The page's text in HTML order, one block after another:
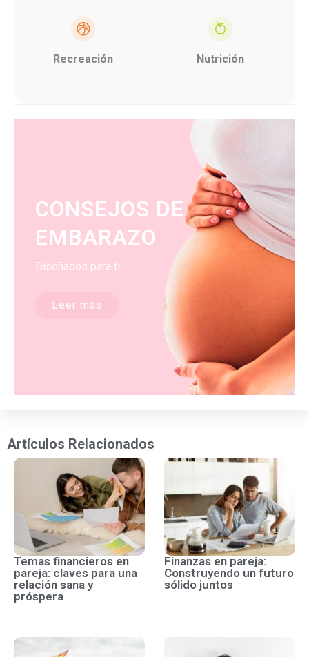
Recreación Nutrición
CONSEJOS DE
EMBARAZO
Diseñados para ti
Leer más
Artículos Relacionados
Temas financieros en
pareja: claves para una
relación sana y
próspera
Finanzas en pareja:
Construyendo un futuro
sólido juntos